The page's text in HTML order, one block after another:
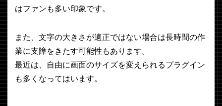
はファンも多い印象です。
また、文字の大きさが適正ではない場合は長時間の作
業に支障をきたす可能性もあります。
最近は、自由に画面のサイズを変えられるプラグイン
も多くなってはいます。